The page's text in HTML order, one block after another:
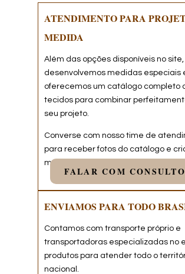
ATENDIMENTO PARA
MEDIDA
Além das opções disponíveis no site,
desenvolvemos medidas especiais
oferecemos um catálogo completo
tecidos para combinar
seu projeto.
Converse com nosso time de
para receber fotos do catálogo e
modelo exclusivo.
FALAR COM
ENVIAMOS PARA TODO
Contamos com transporte próprio e
transportadoras especializadas no
produtos para atender todo o
nacional.